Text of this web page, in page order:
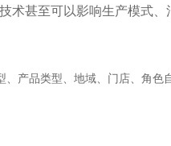
术甚至可以影响生产模式、
产品类型、地域、门店、角色